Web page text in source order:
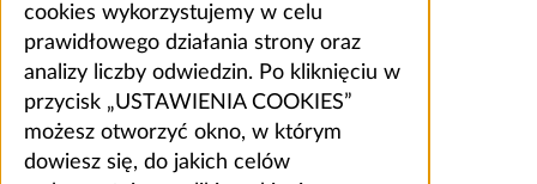
cookies wykorzystujemy w celu
prawidłowego działania strony oraz
analizy liczby odwiedzin. Po kliknięciu w
przycisk „USTAWIENIA COOKIES”
możesz otworzyć okno, w którym
dowiesz się, do jakich celów